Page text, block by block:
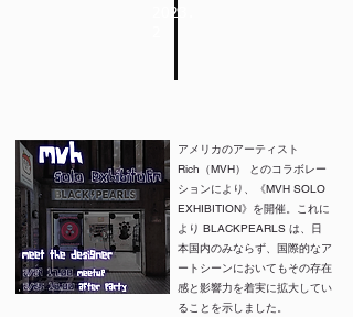
2023.
アメリカのアーティスト
Rich（MVH） とのコラボレー
ションにより、《MVH SOLO
EXHIBITION》を開催。これに
より BLACKPEARLS は、日
本国内のみならず、国際的なア
ートシーンにおいてもその存在
感と影響力を着実に拡大してい
ることを示しました。